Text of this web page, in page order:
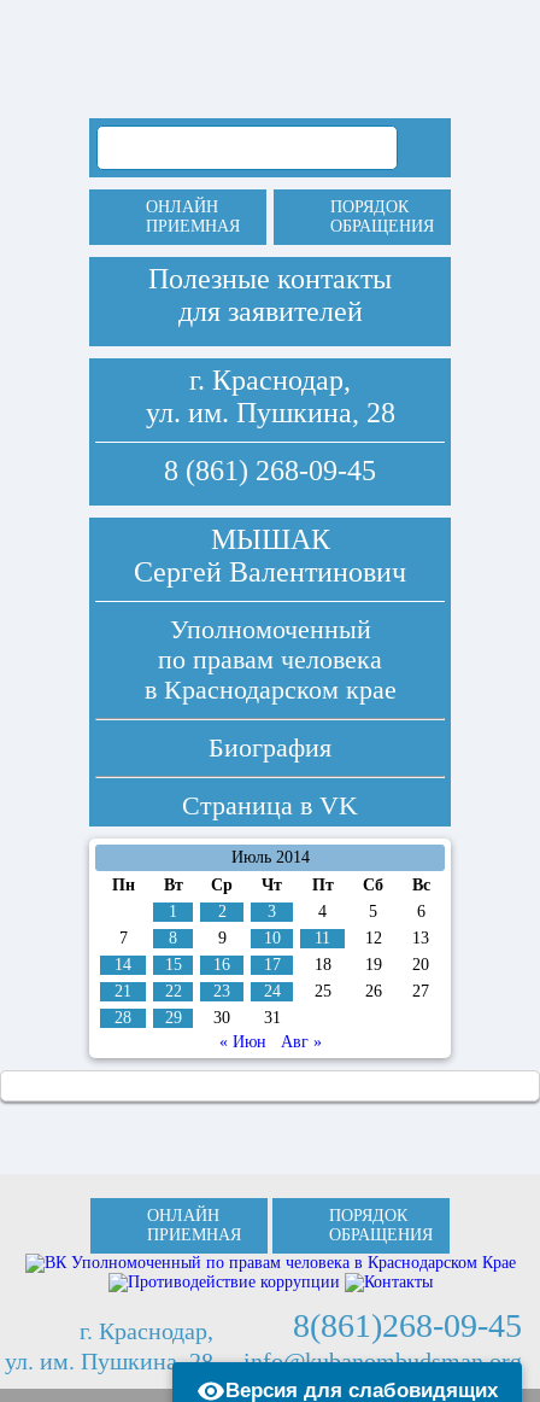
ОНЛАЙН
ПРИЕМНАЯ
ПОРЯДОК
ОБРАЩЕНИЯ
Полезные контакты
для заявителей
г. Краснодар,
ул. им. Пушкина, 28
8 (861) 268-09-45
МЫШАК
Сергей Валентинович
Уполномоченный
по правам человека
в Краснодарском крае
Биография
Страница в VK
Июль 2014
Пн
Вт Ср Чт Пт Сб
Вс
1
2 3 4 5
6
7
8 9 10 11 12
13
14
15 16 17 18 19
20
21
22 23 24 25 26
27
28
29 30
31
« Июн
Авг »
ОНЛАЙН
ПРИЕМНАЯ
ПОРЯДОК
ОБРАЩЕНИЯ
г. Краснодар,
ул. им. Пушкина, 28
8(861)268-09-45
info@kubanombudsman.org
Версия для слабовидящих